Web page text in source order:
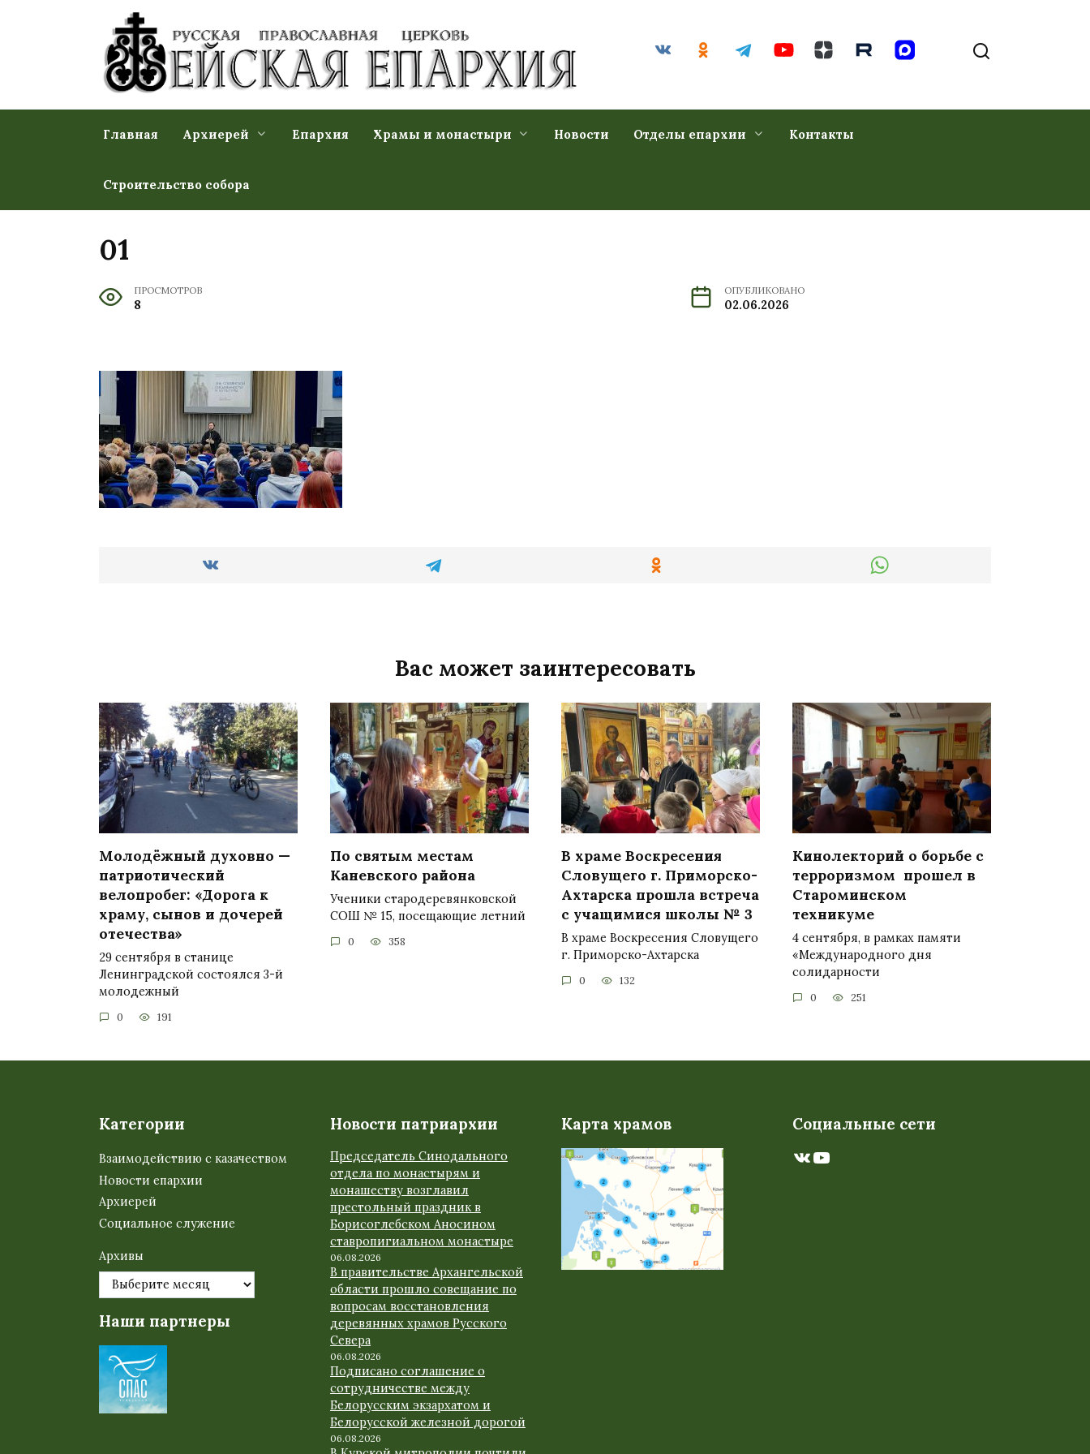
Главная Архиерей Епархия Храмы и монастыри Новости Отделы епархии Контакты
Строительство собора
01
ПРОСМОТРОВ
8
ОПУБЛИКОВАНО
02.06.2026
Вас может заинтересовать
Молодёжный духовно —
патриотический
велопробег: «Дорога к
храму, сынов и дочерей
отечества»
29 сентября в станице
Ленинградской состоялся 3-й
молодежный
0 191
По святым местам
Каневского района
Ученики стародеревянковской
СОШ № 15, посещающие летний
0 358
В храме Воскресения
Словущего г. Приморско-
Ахтарска прошла встреча
с учащимися школы № 3
В храме Воскресения Словущего
г. Приморско-Ахтарска
0 132
Кинолекторий о борьбе с
терроризмом прошел в
Староминском
техникуме
4 сентября, в рамках памяти
«Международного дня
солидарности
0 251
Категории
Взаимодействию с казачеством
Новости епархии
Архиерей
Социальное служение
Архивы
Наши партнеры
Новости патриархии
Председатель Синодального
отдела по монастырям и
монашеству возглавил
престольный праздник в
Борисоглебском Аносином
ставропигиальном монастыре
06.08.2026
В правительстве Архангельской
области прошло совещание по
вопросам восстановления
деревянных храмов Русского
Севера
06.08.2026
Подписано соглашение о
сотрудничестве между
Белорусским экзархатом и
Белорусской железной дорогой
06.08.2026
Карта храмов Социальные сети
ВКонтакте
YouTube